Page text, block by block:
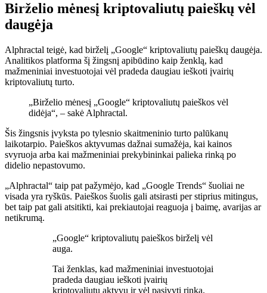
Birželio mėnesį kriptovaliutų paieškų vėl
daugėja
Alphractal teigė, kad birželį „Google“ kriptovaliutų paieškų daugėja.
Analitikos platforma šį žingsnį apibūdino kaip ženklą, kad
mažmeniniai investuotojai vėl pradeda daugiau ieškoti įvairių
kriptovaliutų turto.
„Birželio mėnesį „Google“ kriptovaliutų paieškos vėl
didėja“, – sakė Alphractal.
Šis žingsnis įvyksta po tylesnio skaitmeninio turto palūkanų
laikotarpio. Paieškos aktyvumas dažnai sumažėja, kai kainos
svyruoja arba kai mažmeniniai prekybininkai palieka rinką po
didelio nepastovumo.
„Alphractal“ taip pat pažymėjo, kad „Google Trends“ šuoliai ne
visada yra ryškūs. Paieškos šuolis gali atsirasti per stiprius mitingus,
bet taip pat gali atsitikti, kai prekiautojai reaguoja į baimę, avarijas ar
netikrumą.
„Google“ kriptovaliutų paieškos birželį vėl
auga.
Tai ženklas, kad mažmeniniai investuotojai
pradeda daugiau ieškoti įvairių
kriptovaliutų aktyvų ir vėl pasivyti rinką.